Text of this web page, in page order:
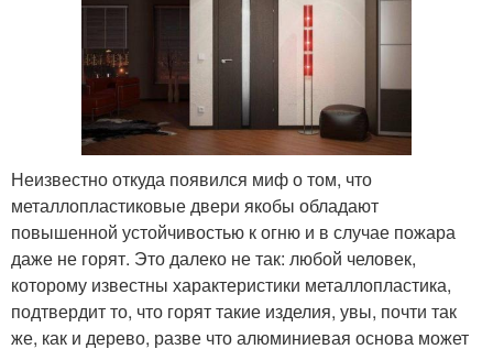
Неизвестно откуда появился миф о том, что
металлопластиковые двери якобы обладают
повышенной устойчивостью к огню и в случае пожара
даже не горят. Это далеко не так: любой человек,
которому известны характеристики металлопластика,
подтвердит то, что горят такие изделия, увы, почти так
же, как и дерево, разве что алюминиевая основа может